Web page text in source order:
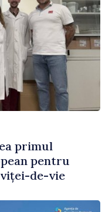
primul
pentru
de-vie